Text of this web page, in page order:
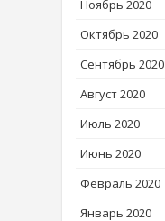
Ноябрь 2020
Октябрь 2020
Сентябрь 2020
Август 2020
Июль 2020
Июнь 2020
Февраль 2020
Январь 2020